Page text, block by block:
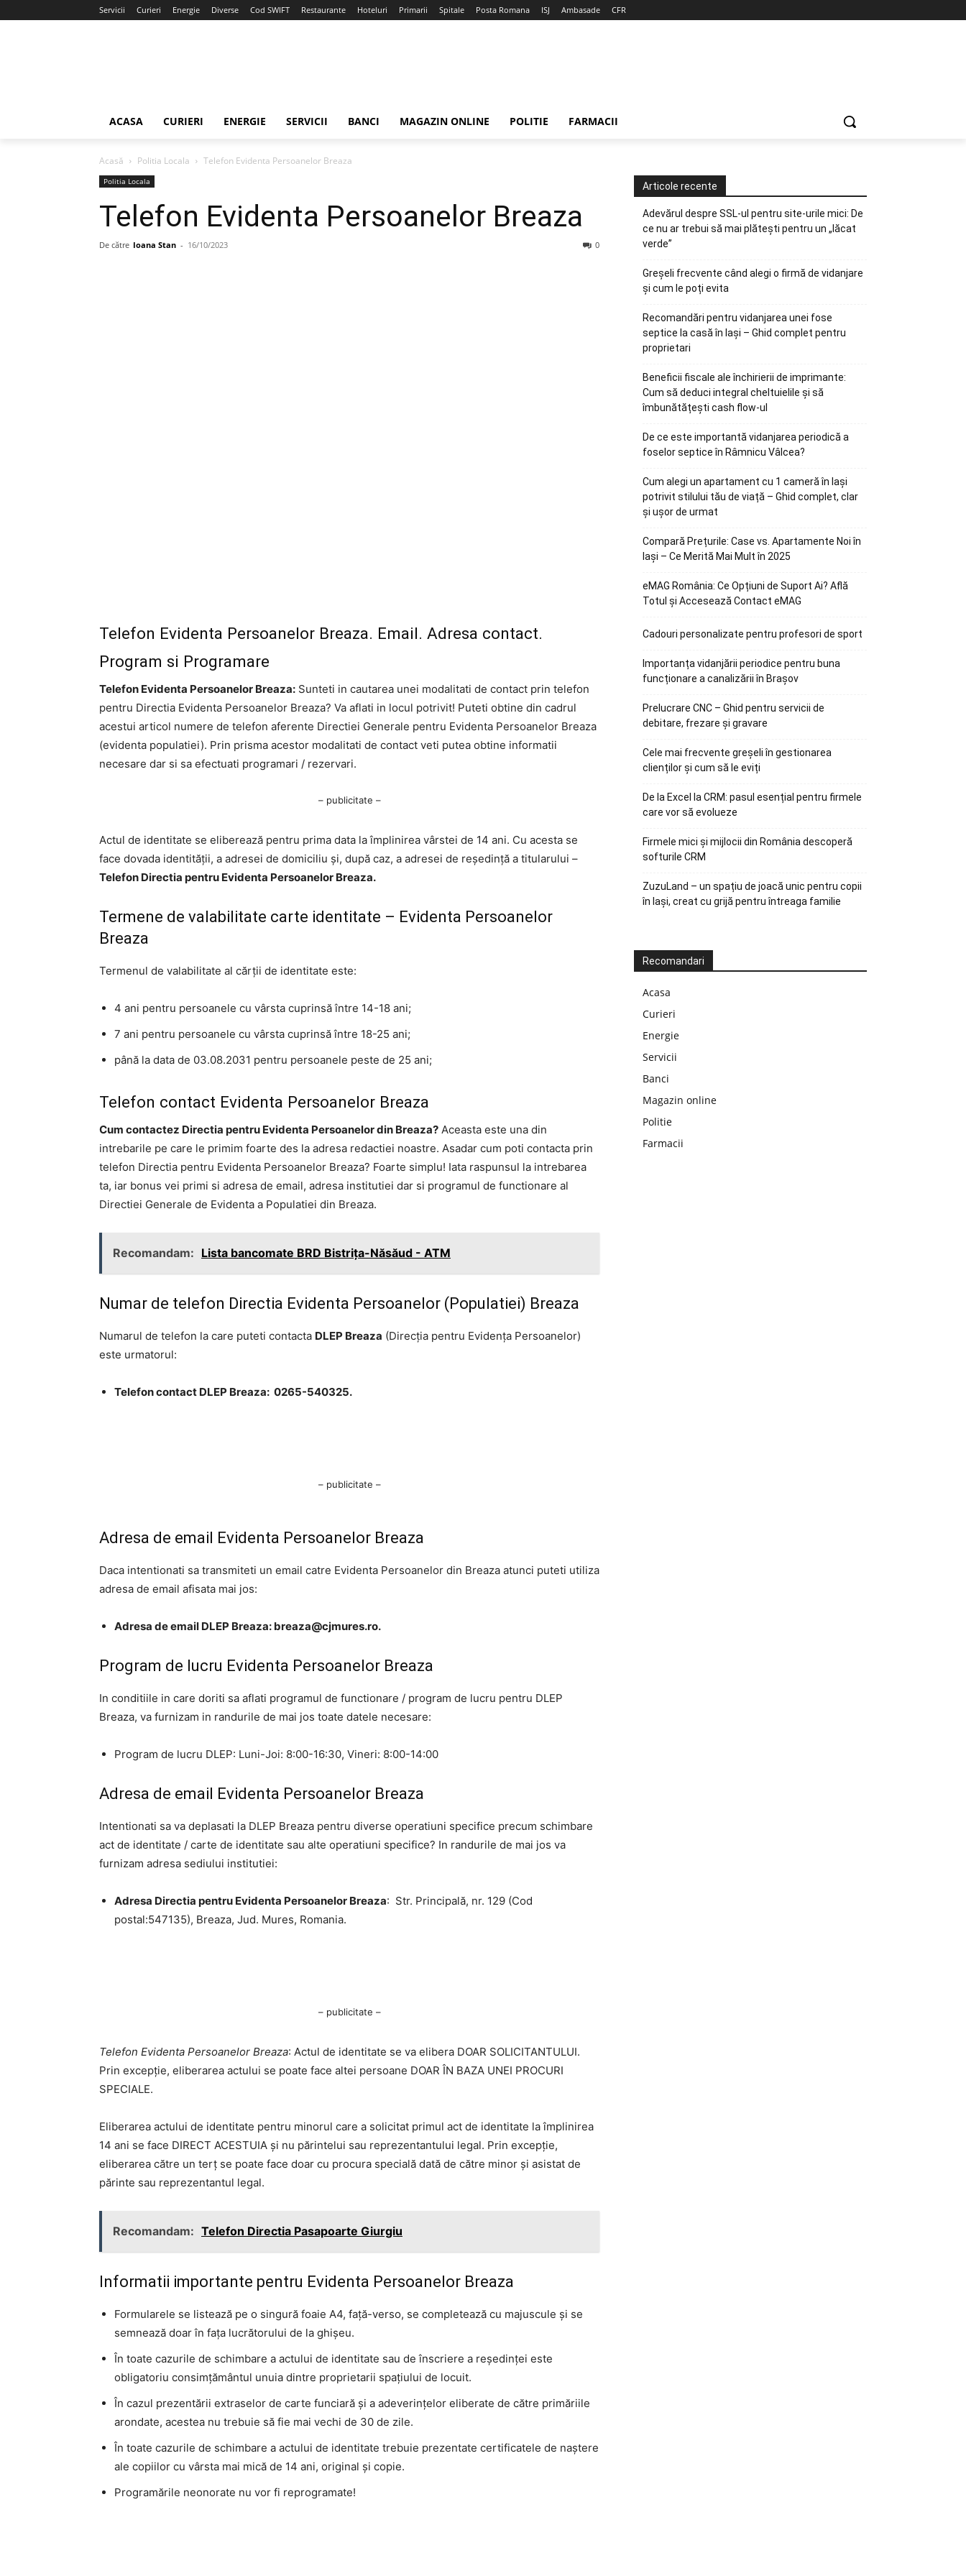
Servicii Curieri Energie Diverse Cod SWIFT Restaurante Hoteluri Primarii Spitale Posta Romana ISJ Ambasade CFR
ACASA CURIERI ENERGIE SERVICII BANCI MAGAZIN ONLINE POLITIE FARMACII
Acasă Politia Locala Telefon Evidenta Persoanelor Breaza
Politia Locala
Telefon Evidenta Persoanelor Breaza
De către Ioana Stan - 16/10/2023 0
Telefon Evidenta Persoanelor Breaza. Email. Adresa contact.
Program si Programare
Telefon Evidenta Persoanelor Breaza: Sunteti in cautarea unei modalitati de contact prin telefon
pentru Directia Evidenta Persoanelor Breaza? Va aflati in locul potrivit! Puteti obtine din cadrul
acestui articol numere de telefon aferente Directiei Generale pentru Evidenta Persoanelor Breaza
(evidenta populatiei). Prin prisma acestor modalitati de contact veti putea obtine informatii
necesare dar si sa efectuati programari / rezervari.
– publicitate –
Actul de identitate se eliberează pentru prima data la împlinirea vârstei de 14 ani. Cu acesta se
face dovada identităţii, a adresei de domiciliu şi, după caz, a adresei de reşedinţă a titularului –
Telefon Directia pentru Evidenta Persoanelor Breaza.
Termene de valabilitate carte identitate – Evidenta Persoanelor
Breaza
Termenul de valabilitate al cărţii de identitate este:
4 ani pentru persoanele cu vârsta cuprinsă între 14-18 ani;
7 ani pentru persoanele cu vârsta cuprinsă între 18-25 ani;
până la data de 03.08.2031 pentru persoanele peste de 25 ani;
Telefon contact Evidenta Persoanelor Breaza
Cum contactez Directia pentru Evidenta Persoanelor din Breaza? Aceasta este una din
intrebarile pe care le primim foarte des la adresa redactiei noastre. Asadar cum poti contacta prin
telefon Directia pentru Evidenta Persoanelor Breaza? Foarte simplu! Iata raspunsul la intrebarea
ta, iar bonus vei primi si adresa de email, adresa institutiei dar si programul de functionare al
Directiei Generale de Evidenta a Populatiei din Breaza.
Recomandam: Lista bancomate BRD Bistrița-Năsăud - ATM
Numar de telefon Directia Evidenta Persoanelor (Populatiei) Breaza
Numarul de telefon la care puteti contacta DLEP Breaza (Direcţia pentru Evidenţa Persoanelor)
este urmatorul:
Telefon contact DLEP Breaza: 0265-540325.
– publicitate –
Adresa de email Evidenta Persoanelor Breaza
Daca intentionati sa transmiteti un email catre Evidenta Persoanelor din Breaza atunci puteti utiliza
adresa de email afisata mai jos:
Adresa de email DLEP Breaza: breaza@cjmures.ro.
Program de lucru Evidenta Persoanelor Breaza
In conditiile in care doriti sa aflati programul de functionare / program de lucru pentru DLEP
Breaza, va furnizam in randurile de mai jos toate datele necesare:
Program de lucru DLEP: Luni-Joi: 8:00-16:30, Vineri: 8:00-14:00
Adresa de email Evidenta Persoanelor Breaza
Intentionati sa va deplasati la DLEP Breaza pentru diverse operatiuni specifice precum schimbare
act de identitate / carte de identitate sau alte operatiuni specifice? In randurile de mai jos va
furnizam adresa sediului institutiei:
Adresa Directia pentru Evidenta Persoanelor Breaza: Str. Principală, nr. 129 (Cod
postal:547135), Breaza, Jud. Mures, Romania.
– publicitate –
Telefon Evidenta Persoanelor Breaza: Actul de identitate se va elibera DOAR SOLICITANTULUI.
Prin excepție, eliberarea actului se poate face altei persoane DOAR ÎN BAZA UNEI PROCURI
SPECIALE.
Eliberarea actului de identitate pentru minorul care a solicitat primul act de identitate la împlinirea
14 ani se face DIRECT ACESTUIA și nu părintelui sau reprezentantului legal. Prin excepție,
eliberarea către un terț se poate face doar cu procura specială dată de către minor și asistat de
părinte sau reprezentantul legal.
Recomandam: Telefon Directia Pasapoarte Giurgiu
Informatii importante pentru Evidenta Persoanelor Breaza
Formularele se listează pe o singură foaie A4, față-verso, se completează cu majuscule și se
semnează doar în fața lucrătorului de la ghișeu.
În toate cazurile de schimbare a actului de identitate sau de înscriere a reședinței este
obligatoriu consimțământul unuia dintre proprietarii spațiului de locuit.
În cazul prezentării extraselor de carte funciară și a adeverințelor eliberate de către primăriile
arondate, acestea nu trebuie să fie mai vechi de 30 de zile.
În toate cazurile de schimbare a actului de identitate trebuie prezentate certificatele de naştere
ale copiilor cu vârsta mai mică de 14 ani, original şi copie.
Programările neonorate nu vor fi reprogramate!
Articole recente
Adevărul despre SSL-ul pentru site-urile mici: De
ce nu ar trebui să mai plătești pentru un „lăcat
verde”
Greșeli frecvente când alegi o firmă de vidanjare
și cum le poți evita
Recomandări pentru vidanjarea unei fose
septice la casă în Iași – Ghid complet pentru
proprietari
Beneficii fiscale ale închirierii de imprimante:
Cum să deduci integral cheltuielile și să
îmbunătățești cash flow-ul
De ce este importantă vidanjarea periodică a
foselor septice în Râmnicu Vâlcea?
Cum alegi un apartament cu 1 cameră în Iași
potrivit stilului tău de viață – Ghid complet, clar
și ușor de urmat
Compară Prețurile: Case vs. Apartamente Noi în
Iași – Ce Merită Mai Mult în 2025
eMAG România: Ce Opțiuni de Suport Ai? Află
Totul și Accesează Contact eMAG
Cadouri personalizate pentru profesori de sport
Importanța vidanjării periodice pentru buna
funcționare a canalizării în Brașov
Prelucrare CNC – Ghid pentru servicii de
debitare, frezare și gravare
Cele mai frecvente greșeli în gestionarea
clienților și cum să le eviți
De la Excel la CRM: pasul esențial pentru firmele
care vor să evolueze
Firmele mici și mijlocii din România descoperă
softurile CRM
ZuzuLand – un spațiu de joacă unic pentru copii
în Iași, creat cu grijă pentru întreaga familie
Recomandari
Acasa
Curieri
Energie
Servicii
Banci
Magazin online
Politie
Farmacii